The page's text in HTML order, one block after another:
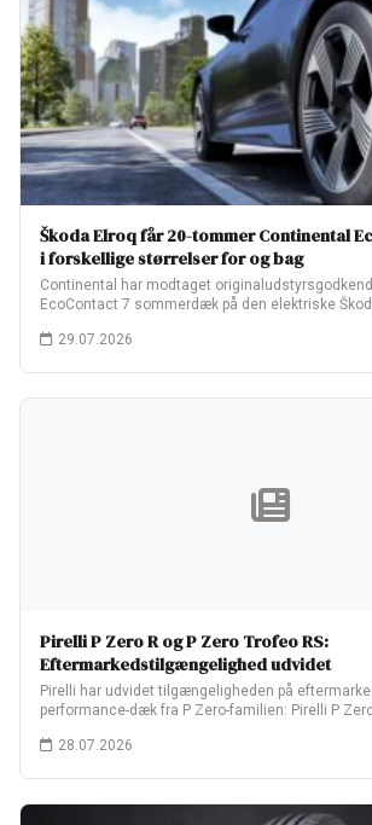
Škoda Elroq får 20-tommer Continental
i forskellige størrelser for og bag
Continental har modtaget
EcoContact 7 sommerdæk på den elektriske
29.07.2026
Pirelli P Zero R og P Zero Trofeo RS:
Eftermarkedstilgængelighed udvidet
Pirelli har udvidet tilgængeligheden på
performance-dæk fra P Zero-familien: Pirelli P
28.07.2026